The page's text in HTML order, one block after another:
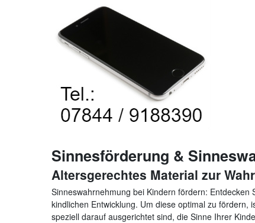
Sinnesförderung &
Altersgerechtes Material zur
Sinneswahrnehmung bei Kindern fördern:
kindlichen Entwicklung. Um diese optimal zu
speziell darauf ausgerichtet sind, die Sinne Ihrer